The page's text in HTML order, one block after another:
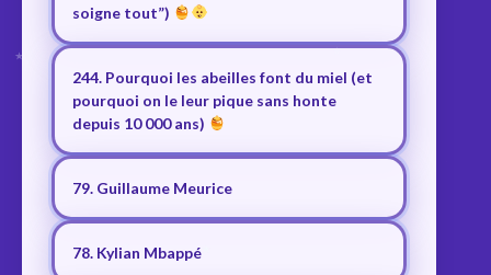
soigne tout”)
244. Pourquoi les abeilles font du miel (et
pourquoi on le leur pique sans honte
depuis 10 000 ans)
79. Guillaume Meurice
78. Kylian Mbappé